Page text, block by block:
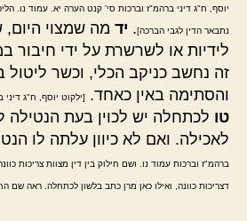
יוסף, ח"ג דיני ברהמ"ז וברכות סי' קנט הערה יא. עמוד נו.
נתבאר הדין לגבי הברכה]. יד מה שמצוי
לידיות או לשרשרת על ידי חיבור
זה נחשב כניקב הכלי, וכשר
והסתימה באין כאחד.
[ילקוט יוסף, ח"ג דיני
טו לכתחלה יש לכוין בעת
לאכילה. ואם לא כיוון עלתה לו
ברהמ"ז וברכות עמוד נו. ושם חילוק בין דין מצוות צריכות
דצריכות כוונה, ואילו כאן מרן כתב בלשון לכתחלה. ראה שם